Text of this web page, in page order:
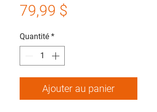
79,99 $
Quantité *
Ajouter au panier